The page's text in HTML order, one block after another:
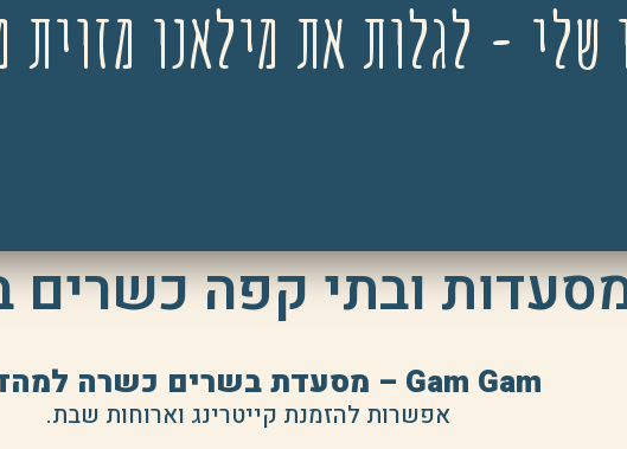
שלי - לגלות את מילאנו מזוית
ובתי קפה כשרים
Gam Gam – מסעדת בשרים כשרה למהדרין
אפשרות להזמנת קייטרינג וארוחות שבת.